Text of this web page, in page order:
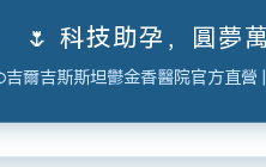
🌷 科技助孕，圓夢
吉爾吉斯斯坦鬱金香醫院官方直